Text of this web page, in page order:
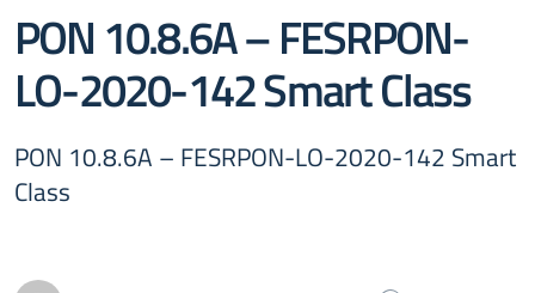
PON 10.8.6A – FESRPON-
LO-2020-142 Smart Class
PON 10.8.6A – FESRPON-LO-2020-142 Smart
Class